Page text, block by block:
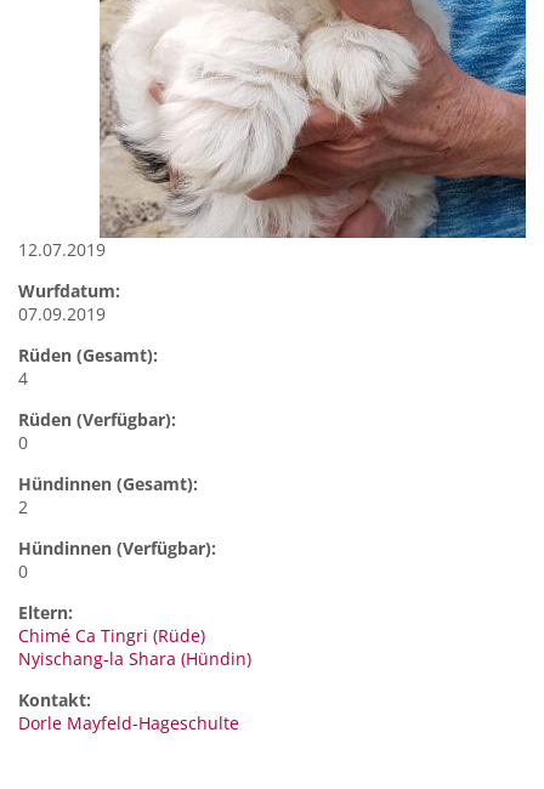
12.07.2019
Wurfdatum:
07.09.2019
Rüden (Gesamt):
4
Rüden (Verfügbar):
0
Hündinnen (Gesamt):
2
Hündinnen (Verfügbar):
0
Eltern:
Chimé Ca Tingri (Rüde)
Nyischang-la Shara (Hündin)
Kontakt:
Dorle Mayfeld-Hageschulte